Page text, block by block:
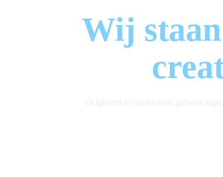
Wij
Origineel en pakkend, geheel